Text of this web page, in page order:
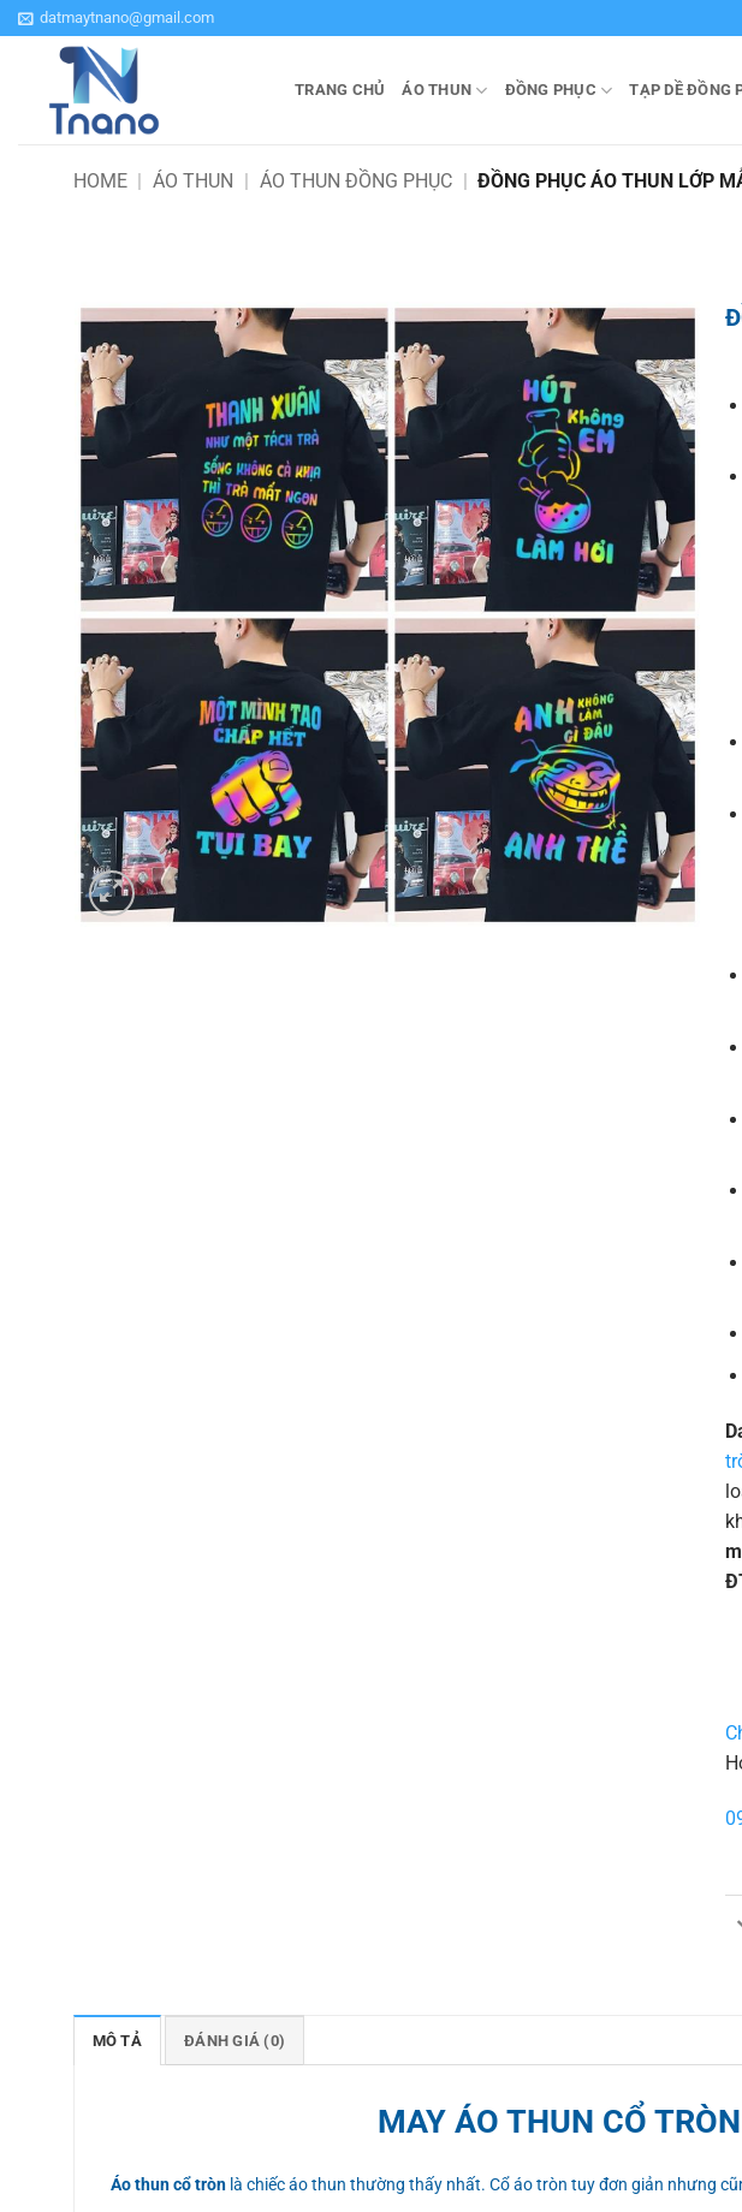
Bỏ
qua
datmaytnano@gmail.com
TRANG CHỦ ÁO THUN ĐỒNG PHỤC TẠP DỀ ĐỒNG
HOME | ÁO THUN | ÁO THUN ĐỒNG PHỤC | ĐỒNG PHỤC ÁO THUN LỚP
MÔ TẢ ĐÁNH GIÁ (0)
MAY ÁO THUN CỔ TRÒN
Áo thun cổ trònlà chiếc áo thun thường thấy nhất. Cổ áo tròn tuy đơn giản nhưng